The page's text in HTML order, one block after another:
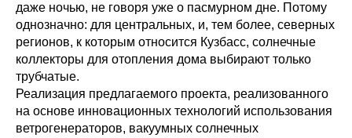
даже ночью, не говоря уже о пасмурном дне. Потому
однозначно: для центральных, и, тем более, северных
регионов, к которым относится Кузбасс, солнечные
коллекторы для отопления дома выбирают только
трубчатые.
Реализация предлагаемого проекта, реализованного
на основе инновационных технологий использования
ветрогенераторов, вакуумных солнечных